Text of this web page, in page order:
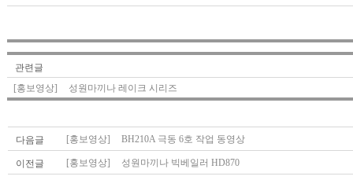
관련글
[홍보영상]
성원마끼나 레이크 시리즈
다음글 [홍보영상] BH210A 극동 6호 작업 동영상
이전글 [홍보영상] 성원마끼나 빅베일러 HD870